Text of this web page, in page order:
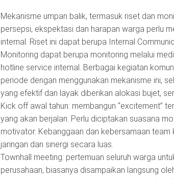
Mekanisme umpan balik, termasuk riset dan
persepsi, ekspektasi dan harapan warga perlu
internal. Riset ini dapat berupa Internal
Monitoring dapat berupa monitoring melalui
hotline service internal. Berbagai kegiatan
periode dengan menggunakan mekanisme ini,
yang efektif dan layak diberikan alokasi bujet,
Kick off awal tahun: membangun “excitement”
yang akan berjalan. Perlu diciptakan suasana
motivator. Kebanggaan dan kebersamaan team
jaringan dan sinergi secara luas.
Townhall meeting: pertemuan seluruh warga
perusahaan, biasanya disampaikan langsung